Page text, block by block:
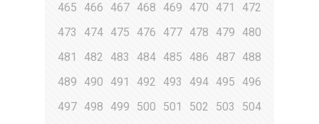
465
466 467 468 469 470 471
472
473
474 475 476 477 478 479
480
481
482 483 484 485 486 487 488
489
490 491 492 493 494 495
496
497 498 499 500 501 502 503
504